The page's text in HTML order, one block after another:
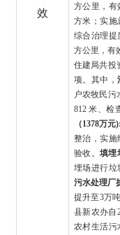
效
方公里，有
方米；实施
综合治理提
方公里，有
住建局共投
项。其中，
户农牧民污
812 米、检
（1378万元
整治，实施
验收。 填埋
埋场进行垃
污水处理厂
提升至3万
县新农办自
农村生活污